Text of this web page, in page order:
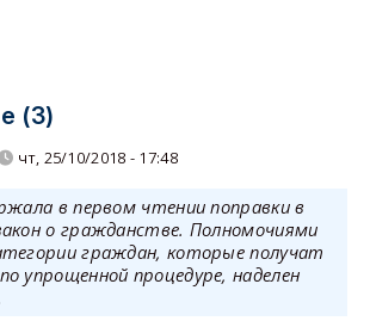
(3)
чт, 25/10/2018 - 17:48
в первом чтении поправки в
о гражданстве. Полномочиями
граждан, которые получат
упрощенной процедуре, наделен